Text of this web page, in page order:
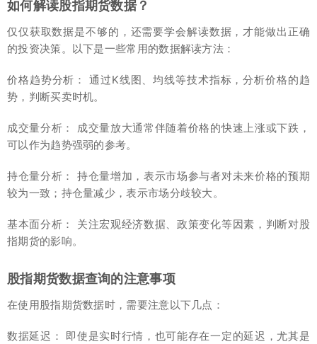
如何解读股指期货数据？
仅仅获取数据是不够的，还需要学会解读数据，才能做出正确
的投资决策。以下是一些常用的数据解读方法：
价格趋势分析： 通过K线图、均线等技术指标，分析价格的趋
势，判断买卖时机。
成交量分析： 成交量放大通常伴随着价格的快速上涨或下跌，
可以作为趋势强弱的参考。
持仓量分析： 持仓量增加，表示市场参与者对未来价格的预期
较为一致；持仓量减少，表示市场分歧较大。
基本面分析： 关注宏观经济数据、政策变化等因素，判断对股
指期货的影响。
股指期货数据查询的注意事项
在使用股指期货数据时，需要注意以下几点：
数据延迟： 即使是实时行情，也可能存在一定的延迟，尤其是